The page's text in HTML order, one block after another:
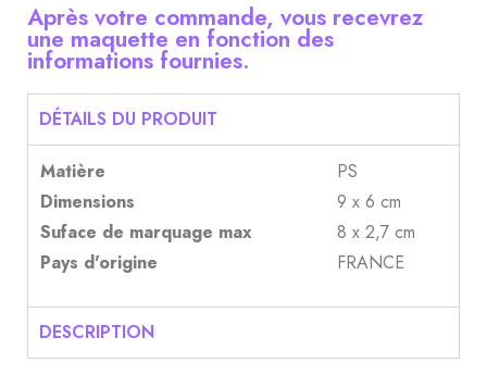
Après votre commande, vous recevrez
une maquette en fonction des
informations fournies.
DÉTAILS DU PRODUIT
Matière
PS
Dimensions
9 x 6 cm
Suface de marquage max
8 x 2,7 cm
Pays d'origine
FRANCE
DESCRIPTION